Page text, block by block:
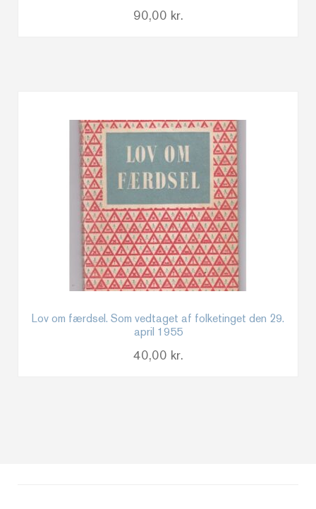
90,00 kr.
Lov om færdsel. Som vedtaget af folketinget den 29.
april 1955
40,00 kr.